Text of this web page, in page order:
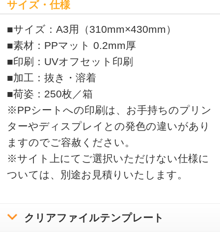
オリジナルクリアファイルの印刷・通販はボラネット
運営会社
会社概要
利用規約
ボラネットのクリアファイルとは
ご注文の流れ
入稿方法について
クリアファイル使用時の注意と豆知識